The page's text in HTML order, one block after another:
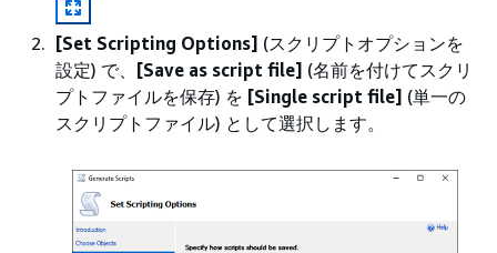
[Set Scripting Options] (スクリプトオプションを
設定) で、 [Save as script file] (名前を付けてスクリ
プトファイルを保存) を [Single script file] (単一の
スクリプトファイル) として選択します。